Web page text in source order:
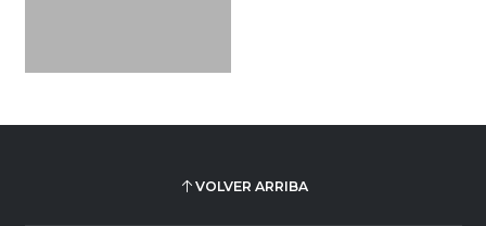
VOLVER ARRIBA